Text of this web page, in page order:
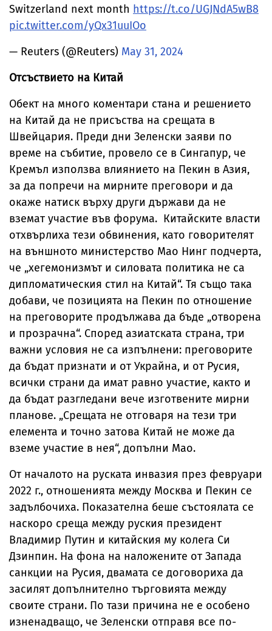
Switzerland next month https://t.co/UGJNdA5wB8
pic.twitter.com/yQx31uuIOo
— Reuters (@Reuters) May 31, 2024
Отсъствието на Китай
Обект на много коментари стана и решението
на Китай да не присъства на срещата в
Швейцария. Преди дни Зеленски заяви по
време на събитие, провело се в Сингапур, че
Кремъл използва влиянието на Пекин в Азия,
за да попречи на мирните преговори и да
окаже натиск върху други държави да не
вземат участие във форума. Китайските власти
отхвърлиха тези обвинения, като говорителят
на външното министерство Мао Нинг подчерта,
че „хегемонизмът и силовата политика не са
дипломатическия стил на Китай“. Тя също така
добави, че позицията на Пекин по отношение
на преговорите продължава да бъде „отворена
и прозрачна“. Според азиатската страна, три
важни условия не са изпълнени: преговорите
да бъдат признати и от Украйна, и от Русия,
всички страни да имат равно участие, както и
да бъдат разгледани вече изготвените мирни
планове. „Срещата не отговаря на тези три
елемента и точно затова Китай не може да
вземе участие в нея“, допълни Мао.
От началото на руската инвазия през февруари
2022 г., отношенията между Москва и Пекин се
задълбочиха. Показателна беше състоялата се
наскоро среща между руския президент
Владимир Путин и китайския му колега Си
Дзинпин. На фона на наложените от Запада
санкции на Русия, двамата се договориха да
засилят допълнително търговията между
своите страни. По тази причина не е особено
изненадващо, че Зеленски отправя все по-